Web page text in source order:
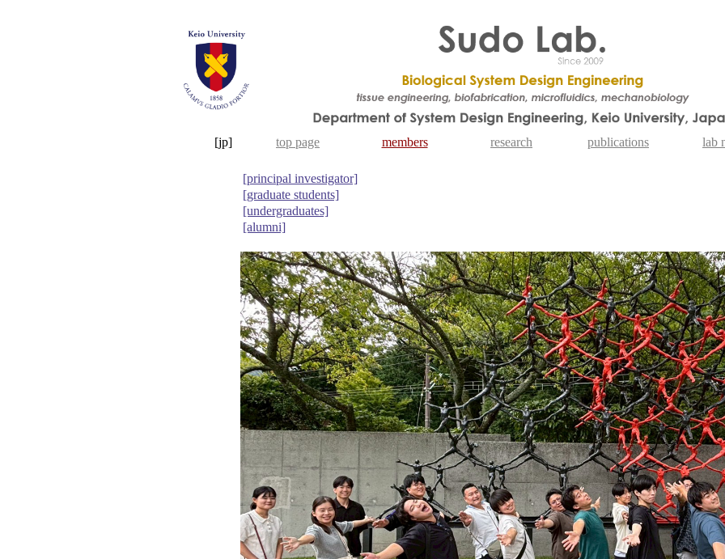
[jp] top page members research publications lab
[principal investigator]
[graduate students]
[undergraduates]
[alumni]